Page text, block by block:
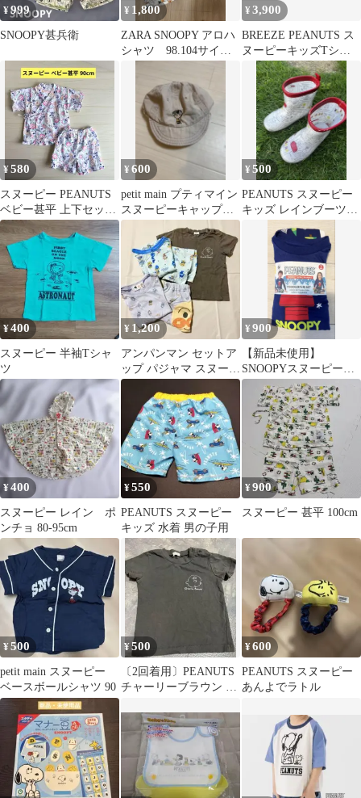
¥999
SNOOPY甚兵衛
¥ 1,800
ZARA SNOOPY アロハ
シャツ 98.104サイ
¥3,900
BREEZE PEANUTS ス
ヌーピーキッズTシャ
ツ 90サイズ 新品
¥580
スヌーピー PEANUTS
ベビー甚平 上下セット
サイズ90cm 花火柄
¥600
petit main プティマイン
スヌーピーキャップ
帽子 ベビー 48cm
¥500
PEANUTS スヌーピー
キッズ レインブーツ
¥400
スヌーピー 半袖Tシャ
ツ
¥ 1,200
アンパンマン セットア
ップ パジャマ スヌーピ
ーTシャツ3点まとめ売
¥900
【新品未使用】
SNOOPYスヌーピール
ームウェア パジャマ キ
ッズ ベビー
¥400
スヌーピー レイン ポ
ンチョ 80-95cm
¥550
PEANUTS スヌーピー
キッズ 水着 男の子用
¥900
スヌーピー 甚平 100cm
¥500
petit main スヌーピー
ベースボールシャツ 90
¥500
〔2回着用〕PEANUTS
チャーリーブラウン T
¥600
PEANUTS スヌーピー
あんよでラトル